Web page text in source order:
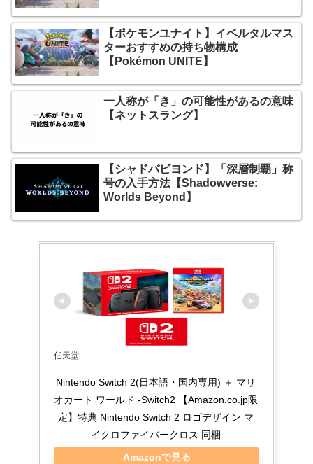
【ポケモンユナイト】イベルタルマス
ターおすすめの持ち物構成
【Pokémon UNITE】
一人称が「き」の可能性があるの意味
【ネットスラング】
【シャドバビヨンド】「深層制覇」称
号の入手方法【Shadowverse:
Worlds Beyond】
任天堂
Nintendo Switch 2(日本語・国内専用) ＋ マリ
オカート ワールド -Switch2 【Amazon.co.jp限
定】特典 Nintendo Switch 2 ロゴデザイン マ
イクロファイバークロス 同梱
Amazonで見る